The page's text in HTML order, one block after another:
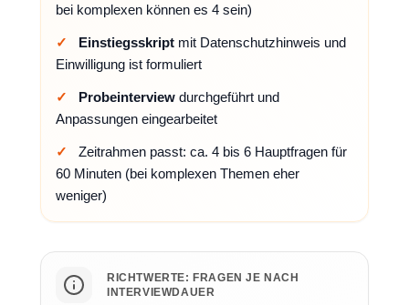
bei komplexen können es 4 sein)
✓ Einstiegsskript mit Datenschutzhinweis und
Einwilligung ist formuliert
✓ Probeinterview durchgeführt und
Anpassungen eingearbeitet
✓
Zeitrahmen passt: ca. 4 bis 6 Hauptfragen für
60 Minuten (bei komplexen Themen eher
weniger)
RICHTWERTE: FRAGEN JE NACH
INTERVIEWDAUER